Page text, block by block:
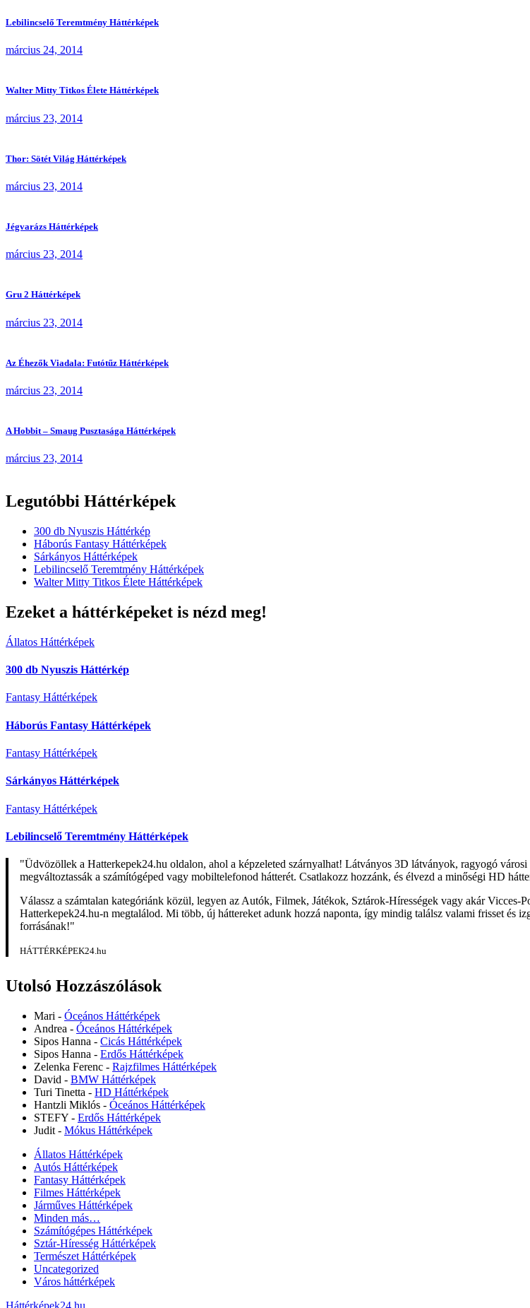
Lebilincselő Teremtmény Háttérképek
március 24, 2014
Walter Mitty Titkos Élete Háttérképek
március 23, 2014
Thor: Sötét Világ Háttérképek
március 23, 2014
Jégvarázs Háttérképek
március 23, 2014
Gru 2 Háttérképek
március 23, 2014
Az Éhezők Viadala: Futótűz Háttérképek
március 23, 2014
A Hobbit – Smaug Pusztasága Háttérképek
március 23, 2014
Legutóbbi Háttérképek
300 db Nyuszis Háttérkép
Háborús Fantasy Háttérképek
Sárkányos Háttérképek
Lebilincselő Teremtmény Háttérképek
Walter Mitty Titkos Élete Háttérképek
Ezeket a háttérképeket is nézd meg!
Állatos Háttérképek
300 db Nyuszis Háttérkép
Fantasy Háttérképek
Háborús Fantasy Háttérképek
Fantasy Háttérképek
Sárkányos Háttérképek
Fantasy Háttérképek
Lebilincselő Teremtmény Háttérképek
"Üdvözöllek a Hatterkepek24.hu oldalon, ahol a képzeleted szárnyalhat! Látványos 3D látványok, ragyogó
megváltoztassák a számítógéped vagy mobiltelefonod hátterét. Csatlakozz hozzánk, és élvezd a minőségi HD
Válassz a számtalan kategóriánk közül, legyen az Autók, Filmek, Játékok, Sztárok-Hírességek vagy akár Vicces-
Hatterkepek24.hu-n megtalálod. Mi több, új háttereket adunk hozzá naponta, így mindig találsz valami frisset és
forrásának!"
HÁTTÉRKÉPEK24.hu
Utolsó Hozzászólások
Mari - Óceános Háttérképek
Andrea - Óceános Háttérképek
Sipos Hanna - Cicás Háttérképek
Sipos Hanna - Erdős Háttérképek
Zelenka Ferenc - Rajzfilmes Háttérképek
David - BMW Háttérképek
Turi Tinetta - HD Háttérképek
Hantzli Miklós - Óceános Háttérképek
STEFY - Erdős Háttérképek
Judit - Mókus Háttérképek
Állatos Háttérképek
Autós Háttérképek
Fantasy Háttérképek
Filmes Háttérképek
Járműves Háttérképek
Minden más…
Számítógépes Háttérképek
Sztár-Híresség Háttérképek
Természet Háttérképek
Uncategorized
Város háttérképek
Háttérképek24.hu